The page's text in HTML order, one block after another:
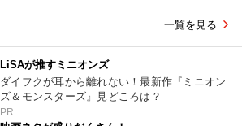
一覧を見る
LiSAが推すミニオンズ
ダイフクが耳から離れない！最新作『ミニオン
ズ＆モンスターズ』見どころは？
PR